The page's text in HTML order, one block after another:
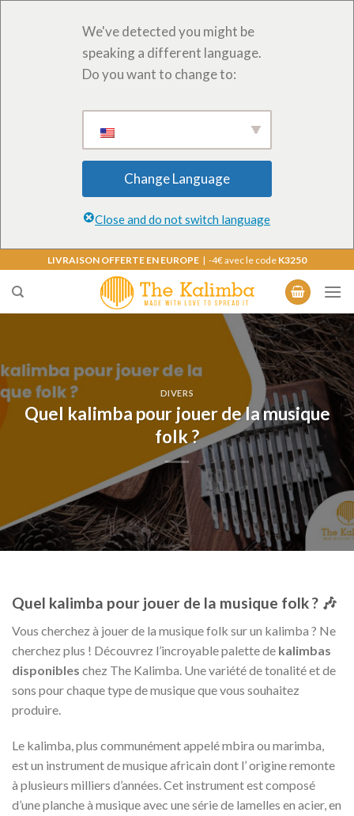
We've detected you might be
speaking a different language.
Do you want to change to:
Change Language
Close and do not switch language
content
LIVRAISON OFFERTE EN EUROPE | -4€ avec le code K3250
DIVERS
Quel kalimba pour jouer de la musique
folk ?
Quel kalimba pour jouer de la musique folk ? 🎶
Vous cherchez à jouer de la musique folk sur un kalimba ? Ne
cherchez plus ! Découvrez l’incroyable palette de kalimbas
disponibles chez The Kalimba. Une variété de tonalité et de
sons pour chaque type de musique que vous souhaitez
produire.
Le kalimba, plus communément appelé mbira ou marimba,
est un instrument de musique africain dont l’ origine remonte
à plusieurs milliers d’années. Cet instrument est composé
d’une planche à musique avec une série de lamelles en acier, en